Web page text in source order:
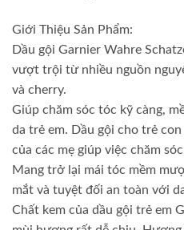
Giới Thiệu Sản Phẩm:
Dầu gội Garnier Wahre
vượt trội từ nhiều nguồn
và cherry.
Giúp chăm sóc tóc kỹ càng,
da trẻ em. Dầu gội cho trẻ
của các mẹ giúp việc chăm
Mang trở lại mái tóc mềm
mắt và tuyệt đối an toàn với
Chất kem của dầu gội trẻ em